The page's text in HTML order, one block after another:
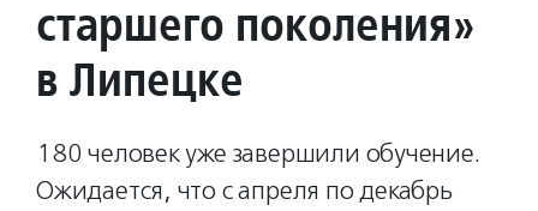
старшего поколения»
в Липецке
180 человек уже завершили обучение.
Ожидается, что с апреля по декабрь